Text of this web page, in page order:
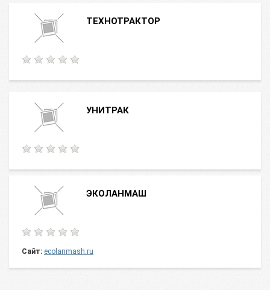
ТЕХНОТРАКТОР
УНИТРАК
ЭКОЛАНМАШ
Сайт: ecolanmash.ru